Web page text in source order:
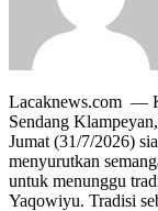
Lacaknews.com —
Sendang
Jumat (31/7/2026)
menyurutkan
untuk menunggu
Yaqowiyu. Tradisi